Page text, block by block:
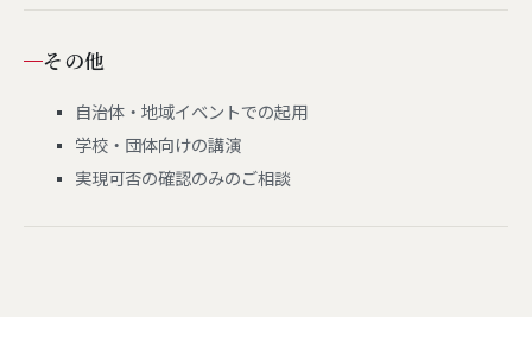
その他
自治体・地域イベントでの起用
学校・団体向けの講演
実現可否の確認のみのご相談